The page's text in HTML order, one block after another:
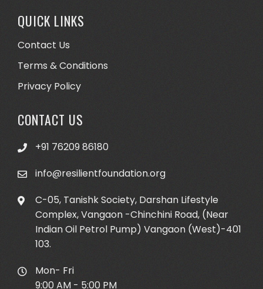
QUICK LINKS
Contact Us
Terms & Conditions
Privacy Policy
CONTACT US
+91 76209 86180
info@resilientfoundation.org
C-05, Tanishk Society, Darshan Lifestyle
Complex, Vangaon -Chinchini Road, (Near
Indian Oil Petrol Pump) Vangaon (West)-401
103.
Mon- Fri
9:00 AM - 5:00 PM